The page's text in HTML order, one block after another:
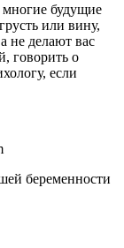
будущие
или вину,
не делают вас
говорить о
если
беременности